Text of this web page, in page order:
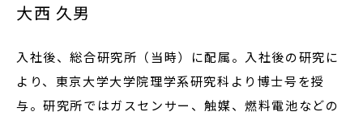
大西 久男
入社後、総合研究所（当時）に配属。入社後の研究に
より、東京大学大学院理学系研究科より博士号を授
与。研究所ではガスセンサー、触媒、燃料電池などの